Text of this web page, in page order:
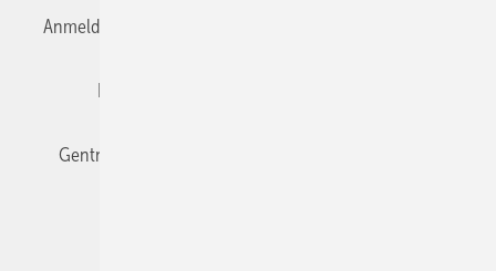
Anmelden
Gentner Verlag